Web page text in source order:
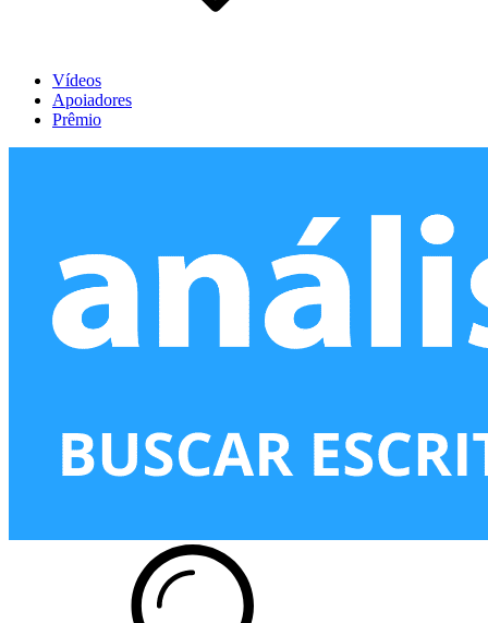
Vídeos
Apoiadores
Prêmio